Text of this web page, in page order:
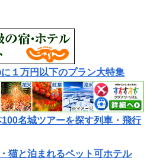
１万円以下のプラン大特集
名城ツアーを探す列車・飛行
猫と泊まれるペット可ホテル